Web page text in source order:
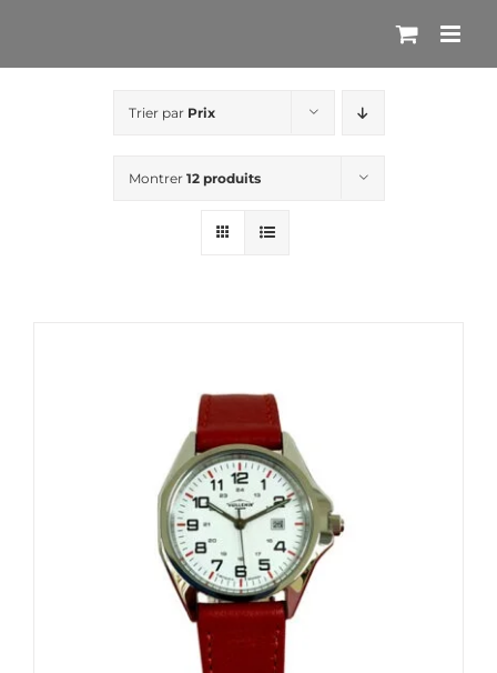
Trier par Prix
Montrer 12 produits